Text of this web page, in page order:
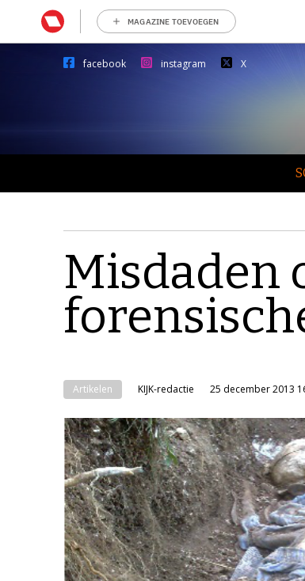
MAGAZINE TOEVOEGEN
facebook instagram X
Misdaden
Artikelen KIJK-redactie 25 december 2013